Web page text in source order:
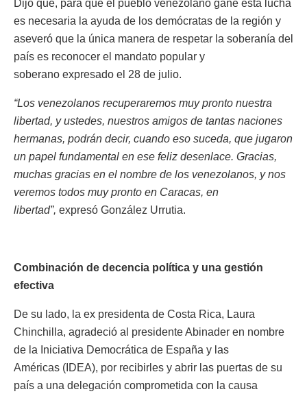
Dijo que, para que el pueblo venezolano gane esta lucha
es necesaria la ayuda de los demócratas de la región y
aseveró que la única manera de respetar la soberanía del
país es reconocer el mandato popular y
soberano expresado el 28 de julio.
“Los venezolanos recuperaremos muy pronto nuestra
libertad, y ustedes, nuestros amigos de tantas naciones
hermanas, podrán decir, cuando eso suceda, que jugaron
un papel fundamental en ese feliz desenlace. Gracias,
muchas gracias en el nombre de los venezolanos, y nos
veremos todos muy pronto en Caracas, en
libertad”, expresó González Urrutia.
Combinación de decencia política y una gestión
efectiva
De su lado, la ex presidenta de Costa Rica, Laura
Chinchilla, agradeció al presidente Abinader en nombre
de la Iniciativa Democrática de España y las
Américas (IDEA), por recibirles y abrir las puertas de su
país a una delegación comprometida con la causa